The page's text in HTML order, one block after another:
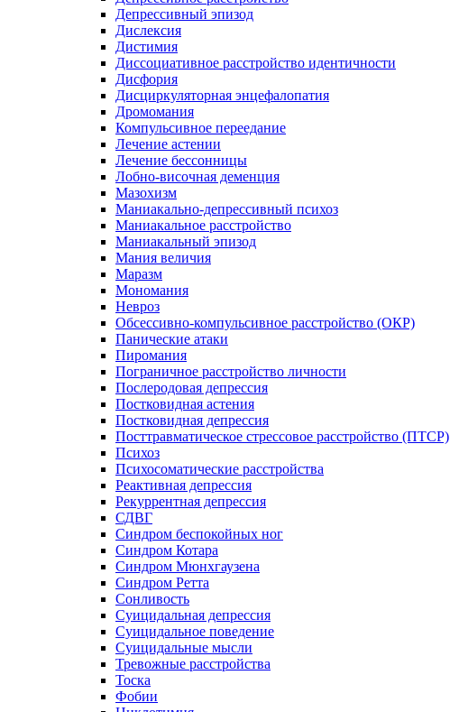
Депрессивный эпизод
Дислексия
Дистимия
Диссоциативное расстройство идентичности
Дисфория
Дисциркуляторная энцефалопатия
Дромомания
Компульсивное переедание
Лечение астении
Лечение бессонницы
Лобно-височная деменция
Мазохизм
Маниакально-депрессивный психоз
Маниакальное расстройство
Маниакальный эпизод
Мания величия
Маразм
Мономания
Невроз
Обсессивно-компульсивное расстройство (ОКР)
Панические атаки
Пиромания
Пограничное расстройство личности
Послеродовая депрессия
Постковидная астения
Постковидная депрессия
Посттравматическое стрессовое расстройство (ПТСР)
Психоз
Психосоматические расстройства
Реактивная депрессия
Рекуррентная депрессия
СДВГ
Синдром беспокойных ног
Синдром Котара
Синдром Мюнхгаузена
Синдром Ретта
Сонливость
Суицидальная депрессия
Суицидальное поведение
Суицидальные мысли
Тревожные расстройства
Тоска
Фобии